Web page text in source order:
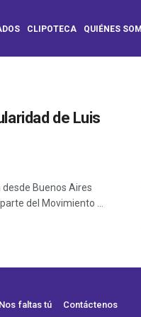
CLIPOTECA QUIÉNES
de Luis
Buenos Aires
del Movimiento ...
Nos faltas tú Contáctenos